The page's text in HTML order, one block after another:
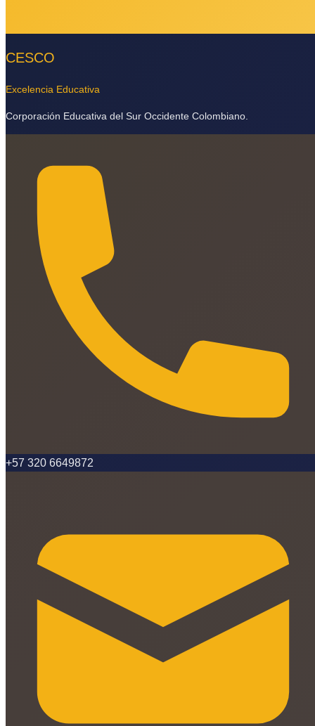
CESCO
Excelencia Educativa
Corporación Educativa del Sur Occidente Colombiano.
+57 320 6649872